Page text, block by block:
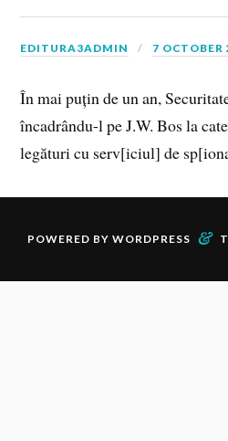
EDITURA3ADMIN 7 OCTOBER
În mai puțin de un an,
încadrându-l pe J.W. Bos la
legături cu serv[iciul] de
POWERED BY WORDPRESS &